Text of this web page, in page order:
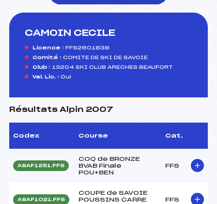
CAMOIN CECILE
Licence : FFS2601838
Comité : COMITE DE SKI DE SAVOIE
Club : 13204 SKI CLUB ARECHES BEAUFORT
Val. Lic. : Oui
Résultats Alpin 2007
Codex Course Cat.
ASAF1251.FFS
COQ de BRONZE
BVAB Finale
POU+BEN
FFS
ASAF1021.FFS
COUPE de SAVOIE
POUSSINS CARRE
FFS